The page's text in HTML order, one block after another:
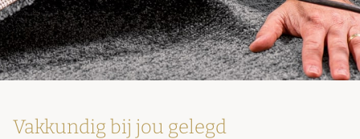
Vakkundig bij jou gelegd